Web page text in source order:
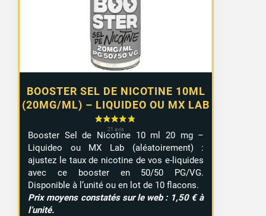
BOOSTER SEL DE NICOTINE 10ML
(20MG/ML) – LIQUIDEO OU MX LAB
à
9,99 €
Booster Sel de Nicotine 10 ml 20 mg –
Liquideo ou MX Lab (aléatoirement) :
ajustez le taux de nicotine de vos e-liquides
avec ce booster en 50/50 PG/VG.
Disponible à l’unité ou en lot de 10 flacons.
Prix moyens constatés sur le web : 1,50 € à
l’unité.